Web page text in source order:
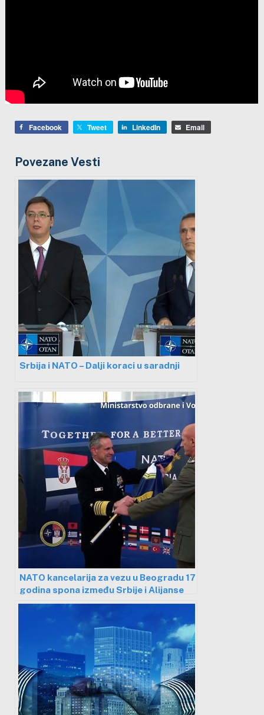
Facebook Tweet LinkedIn Email
Povezane Vesti
Srbija i NATO – Dalji koraci u saradnji
NATO kancelarija za vezu u Beogradu 17
godina spona između Srbije i Alijanse